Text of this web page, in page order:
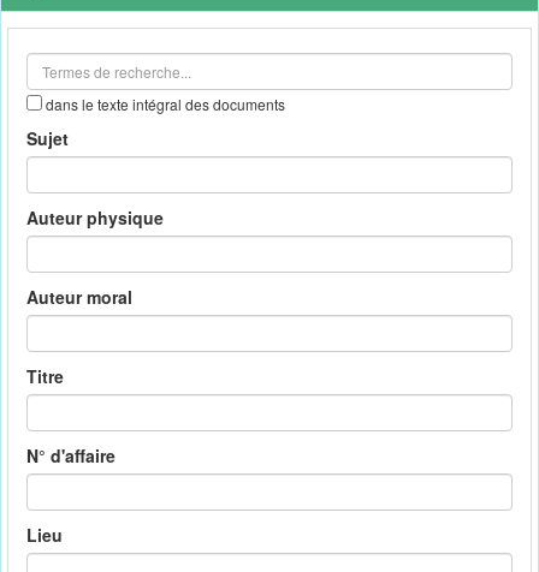
outils
dans le texte intégral des documents
Sujet
Auteur physique
Auteur moral
Titre
N° d'affaire
Lieu